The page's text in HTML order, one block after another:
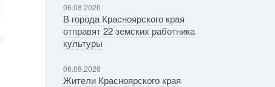
06.08.2026
В города Красноярского края
отправят 22 земских работника
культуры
06.08.2026
Жители Красноярского края